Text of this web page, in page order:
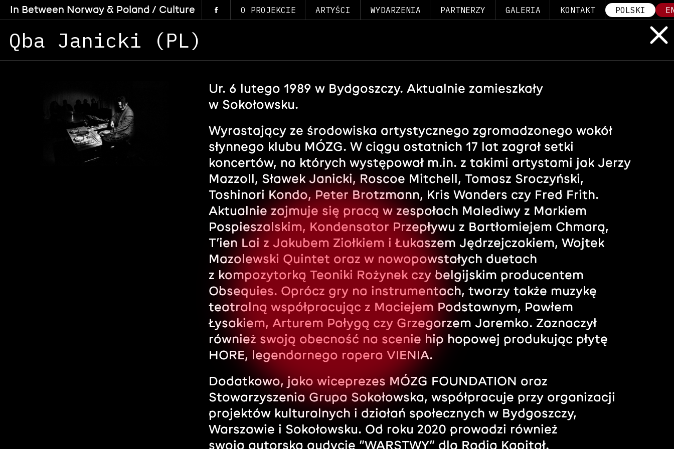
In Between Norway & Poland / Culture O PROJEKCIE ARTYŚCI WYDARZENIA PARTNERZY GALERIA KONTAKT POLSKI
Qba Janicki (PL)
Ur. 6 lutego 1989 w Bydgoszczy. Aktualnie zamieszkały
w Sokołowsku.
Wyrastający ze środowiska artystycznego zgromadzonego wokół
słynnego klubu MÓZG. W ciągu ostatnich 17 lat zagrał setki
koncertów, na których występował m.in. z takimi artystami jak Jerzy
Mazzoll, Sławek Janicki, Roscoe Mitchell, Tomasz Sroczyński,
Toshinori Kondo, Peter Brotzmann, Kris Wanders czy Fred Frith.
Aktualnie zajmuje się pracą w zespołach Malediwy z Markiem
Pospieszalskim, Kondensator Przepływu z Bartłomiejem Chmarą,
T’ien Lai z Jakubem Ziołkiem i Łukaszem Jędrzejczakiem, Wojtek
Mazolewski Quintet oraz w nowopowstałych duetach
z kompozytorką Teoniki Rożynek czy belgijskim producentem
Obsequies. Oprócz gry na instrumentach, tworzy także muzykę
teatralną współpracując z Maciejem Podstawnym, Pawłem
Łysakiem, Arturem Pałygą czy Grzegorzem Jaremko. Zaznaczył
również swoją obecność na scenie hip hopowej produkując płytę
HORE, legendarnego rapera VIENIA.
Dodatkowo, jako wiceprezes MÓZG FOUNDATION oraz
Stowarzyszenia Grupa Sokołowska, współpracuje przy organizacji
projektów kulturalnych i działań społecznych w Bydgoszczy,
Warszawie i Sokołowsku. Od roku 2020 prowadzi również
swoją autorską audycję ”WARSTWY” dla Radia Kapitał.